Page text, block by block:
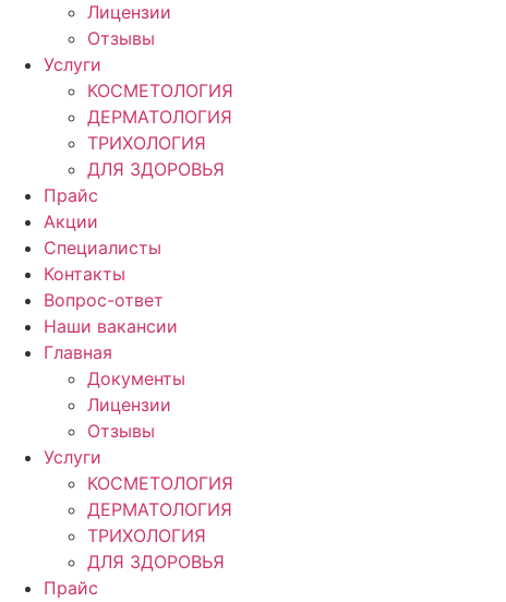
Лицензии
Отзывы
Услуги
КОСМЕТОЛОГИЯ
ДЕРМАТОЛОГИЯ
ТРИХОЛОГИЯ
ДЛЯ ЗДОРОВЬЯ
Прайс
Акции
Специалисты
Контакты
Вопрос-ответ
Наши вакансии
Главная
Документы
Лицензии
Отзывы
Услуги
КОСМЕТОЛОГИЯ
ДЕРМАТОЛОГИЯ
ТРИХОЛОГИЯ
ДЛЯ ЗДОРОВЬЯ
Прайс